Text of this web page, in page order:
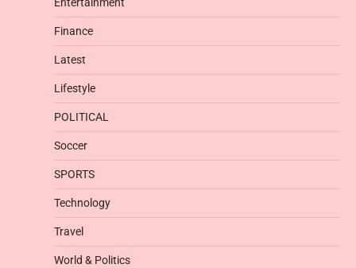
Entertainment
Finance
Latest
Lifestyle
POLITICAL
Soccer
SPORTS
Technology
Travel
World & Politics